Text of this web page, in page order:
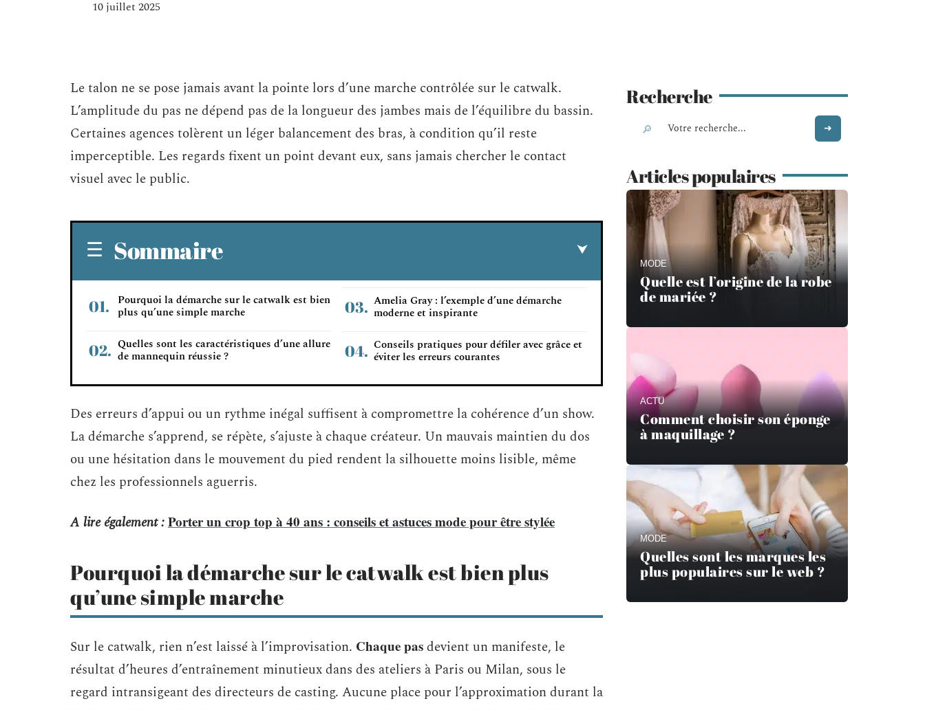
10 juillet 2025
Le talon ne se pose jamais avant la pointe lors d’une marche contrôlée sur le catwalk.
L’amplitude du pas ne dépend pas de la longueur des jambes mais de l’équilibre du bassin.
Certaines agences tolèrent un léger balancement des bras, à condition qu’il reste
imperceptible. Les regards fixent un point devant eux, sans jamais chercher le contact
visuel avec le public.
Sommaire
Pourquoi la démarche sur le catwalk est bien
plus qu’une simple marche
Quelles sont les caractéristiques d’une allure
de mannequin réussie ?
Amelia Gray : l’exemple d’une démarche
moderne et inspirante
Conseils pratiques pour défiler avec grâce et
éviter les erreurs courantes
Des erreurs d’appui ou un rythme inégal suffisent à compromettre la cohérence d’un show.
La démarche s’apprend, se répète, s’ajuste à chaque créateur. Un mauvais maintien du dos
ou une hésitation dans le mouvement du pied rendent la silhouette moins lisible, même
chez les professionnels aguerris.
A lire également :Porter un crop top à 40 ans : conseils et astuces mode pour être stylée
Pourquoi la démarche sur le catwalk est bien plus
qu’une simple marche
Sur le catwalk, rien n’est laissé à l’improvisation. Chaque pasdevient un manifeste, le
résultat d’heures d’entraînement minutieux dans des ateliers à Paris ou Milan, sous le
regard intransigeant des directeurs de casting. Aucune place pour l’approximation durant la
Recherche
Articles populaires
MODE
Quelle est l’origine de la robe
de mariée ?
ACTU
Comment choisir son éponge
à maquillage ?
MODE
Quelles sont les marques les
plus populaires sur le web ?